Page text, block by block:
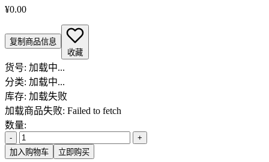
¥0.00
复制商品信息
收藏
货号: 加载中...
分类: 加载中...
库存: 加载失败
加载商品失败: Failed to fetch
数量:
-
+
加入购物车
立即购买